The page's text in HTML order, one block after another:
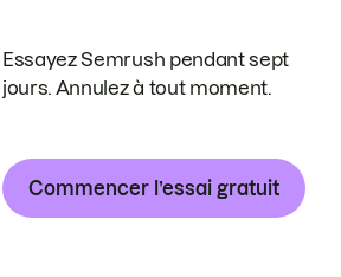
Essayez Semrush pendant sept
jours. Annulez à tout moment.
Commencer l’essai gratuit